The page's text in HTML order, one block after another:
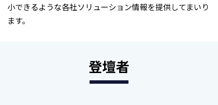
小できるような各社ソリューション情報を提供してまいり
ます。
登壇者